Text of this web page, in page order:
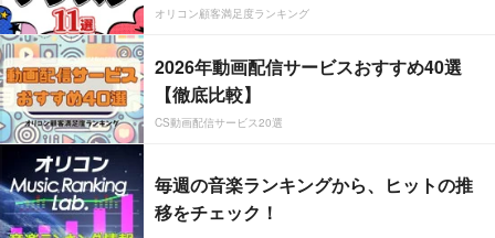
オリコン顧客満足度ランキング
2026年動画配信サービスおすすめ40選
【徹底比較】
CS動画配信サービス20選
毎週の音楽ランキングから、ヒットの推
移をチェック！